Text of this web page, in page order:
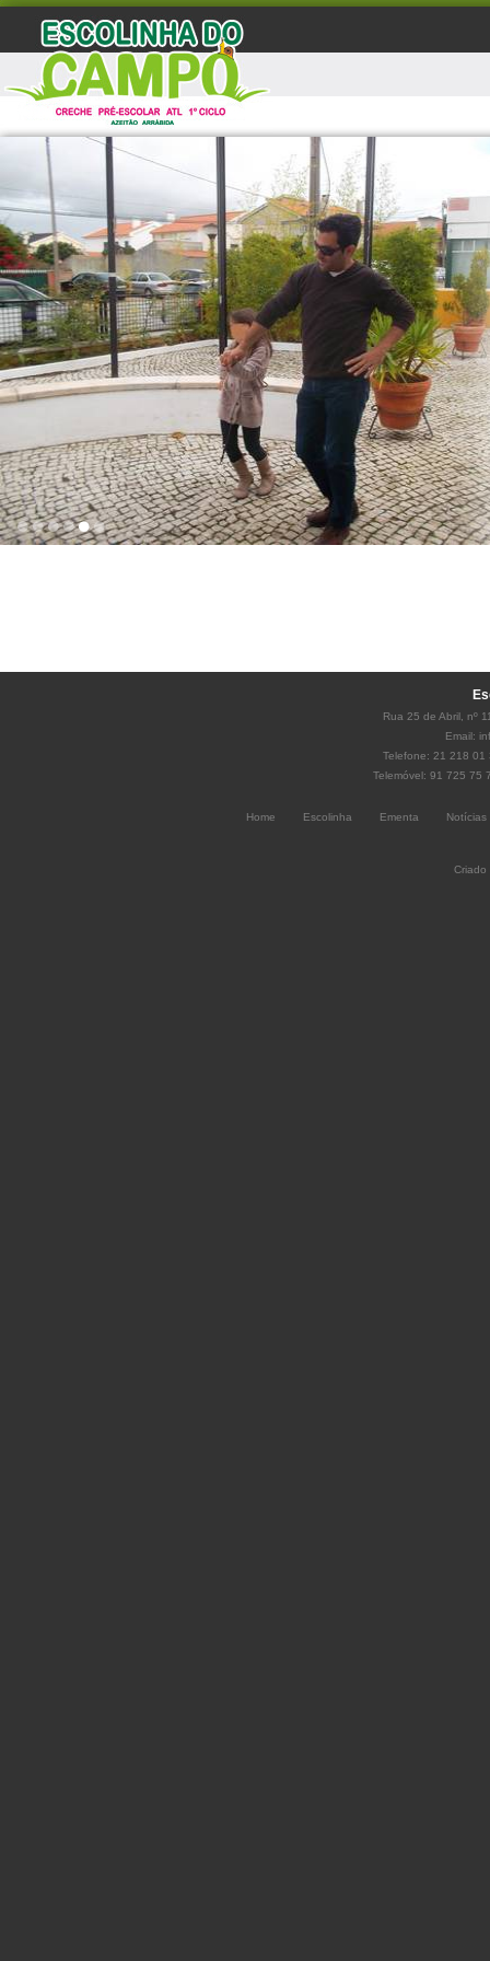
Rua 25 de Abril, nº
Email:
Telefone: 21 218 01
Telemóvel: 91 725 75
Home Escolinha Ementa Notícias